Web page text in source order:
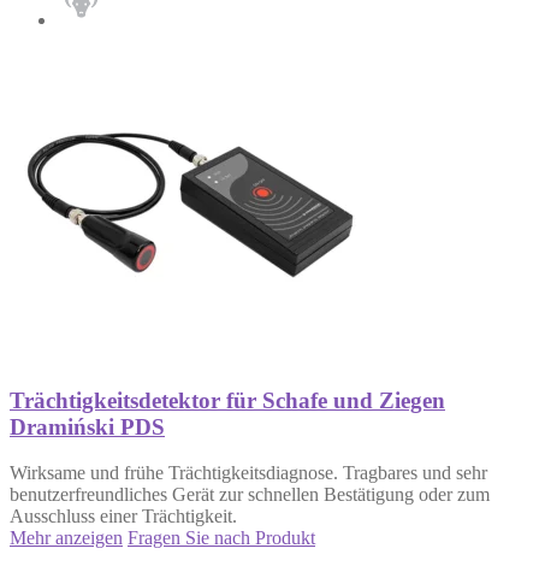
Trächtigkeitsdetektor für Schafe und Ziegen
Dramiński PDS
Wirksame und frühe Trächtigkeitsdiagnose. Tragbares und sehr
benutzerfreundliches Gerät zur schnellen Bestätigung oder zum
Ausschluss einer Trächtigkeit.
Mehr anzeigen Fragen Sie nach Produkt